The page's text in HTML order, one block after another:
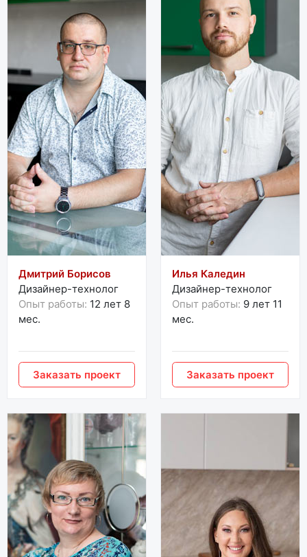
Дмитрий Борисов
Дизайнер-технолог
Опыт работы: 12 лет 8
мес.
Заказать проект
Илья Каледин
Дизайнер-технолог
Опыт работы: 9 лет 11
мес.
Заказать проект